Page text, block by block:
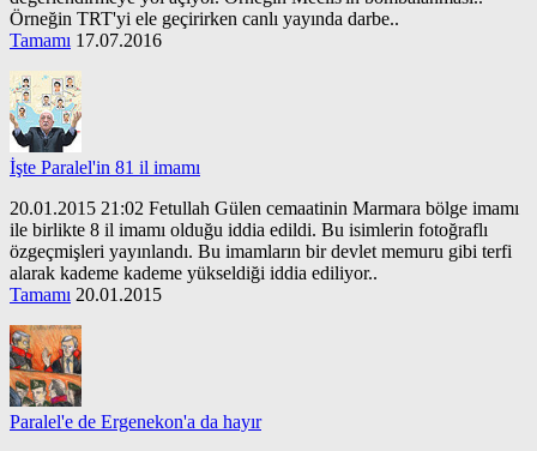
Örneğin TRT'yi ele geçirirken canlı yayında darbe..
Tamamı 17.07.2016
İşte Paralel'in 81 il imamı
20.01.2015 21:02 Fetullah Gülen cemaatinin Marmara bölge imamı
ile birlikte 8 il imamı olduğu iddia edildi. Bu isimlerin fotoğraflı
özgeçmişleri yayınlandı. Bu imamların bir devlet memuru gibi terfi
alarak kademe kademe yükseldiği iddia ediliyor..
Tamamı 20.01.2015
Paralel'e de Ergenekon'a da hayır